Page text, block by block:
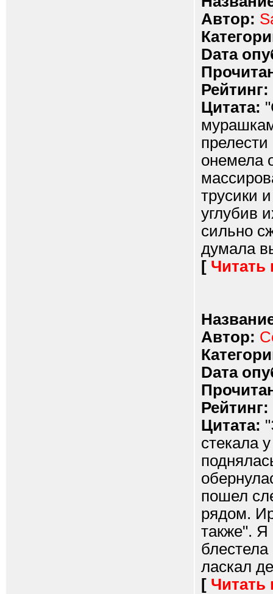
Автор:
Dата
Рейтинг:
Цитата:
онемела
трусики
углубив
сильно
думала
[ Читать
Автор:
Dата
Рейтинг:
Цитата:
стекала
пошел
рядом.
также". Я
ласкал
[ Читать